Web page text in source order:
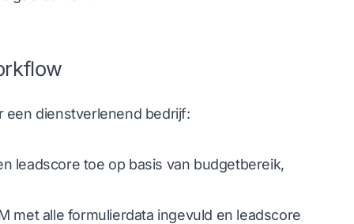
een dienstverlenend bedrijf:
leadscore toe op basis van budgetbereik,
met alle formulierdata ingevuld en leadscore